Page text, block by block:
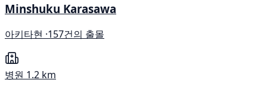
Minshuku Karasawa
아키타현 ·157건의 출몰
병원 1.2 km